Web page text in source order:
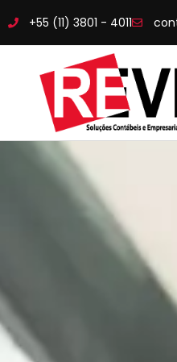
+55 (11) 3801 - 4011